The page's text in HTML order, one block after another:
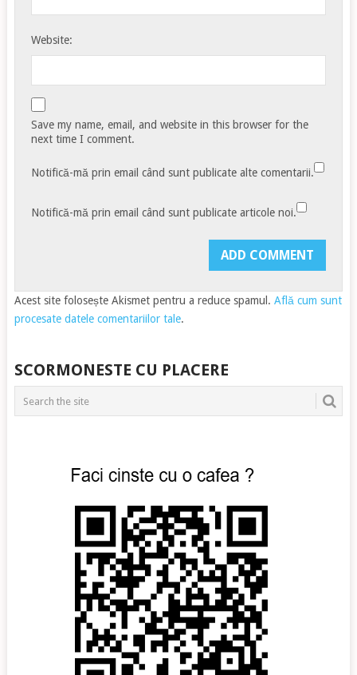
Website:
Save my name, email, and website in this browser for the
next time I comment.
Notifică-mă prin email când sunt publicate alte comentarii.
Notifică-mă prin email când sunt publicate articole noi.
Acest site folosește Akismet pentru a reduce spamul. Află cum sunt
procesate datele comentariilor tale.
SCORMONESTE CU PLACERE